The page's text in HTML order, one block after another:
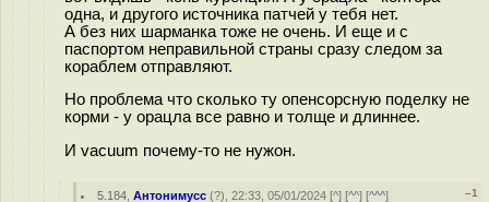
одна, и другого источника патчей у тебя нет.
А без них шарманка тоже не очень. И еще и с
паспортом неправильной страны сразу следом за
кораблем отправляют.
Но проблема что сколько ту опенсорсную поделку не
корми - у орацла все равно и толще и длиннее.
И vacuum почему-то не нужон.
5.184 ,Антонимусс (?), 22:33, 05/01/2024 [^] [^^] [^^^]
–1